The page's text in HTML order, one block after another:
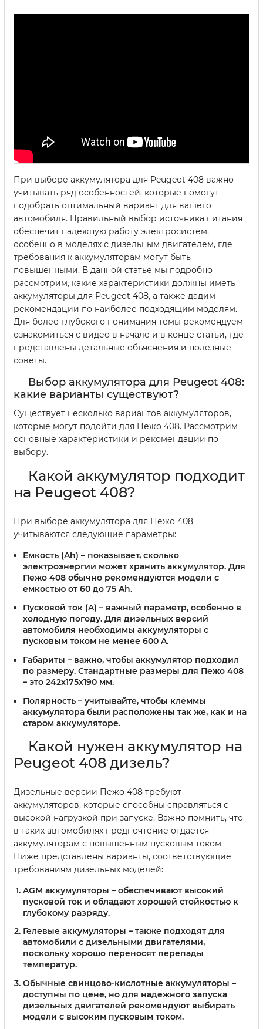
При выборе аккумулятора для Peugeot 408 важно
учитывать ряд особенностей, которые помогут
подобрать оптимальный вариант для вашего
автомобиля. Правильный выбор источника питания
обеспечит надежную работу электросистем,
особенно в моделях с дизельным двигателем, где
требования к аккумуляторам могут быть
повышенными. В данной статье мы подробно
рассмотрим, какие характеристики должны иметь
аккумуляторы для Peugeot 408, а также дадим
рекомендации по наиболее подходящим моделям.
Для более глубокого понимания темы рекомендуем
ознакомиться с видео в начале и в конце статьи, где
представлены детальные объяснения и полезные
советы.
Выбор аккумулятора для Peugeot 408:
какие варианты существуют?
Существует несколько вариантов аккумуляторов,
которые могут подойти для Пежо 408. Рассмотрим
основные характеристики и рекомендации по
выбору.
Какой аккумулятор подходит
на Peugeot 408?
При выборе аккумулятора для Пежо 408
учитываются следующие параметры:
Емкость (Ah) – показывает, сколько
электроэнергии может хранить аккумулятор. Для
Пежо 408 обычно рекомендуются модели с
емкостью от 60 до 75 Ah.
Пусковой ток (A) – важный параметр, особенно в
холодную погоду. Для дизельных версий
автомобиля необходимы аккумуляторы с
пусковым током не менее 600 A.
Габариты – важно, чтобы аккумулятор подходил
по размеру. Стандартные размеры для Пежо 408
– это 242x175x190 мм.
Полярность – учитывайте, чтобы клеммы
аккумулятора были расположены так же, как и на
старом аккумуляторе.
Какой нужен аккумулятор на
Peugeot 408 дизель?
Дизельные версии Пежо 408 требуют
аккумуляторов, которые способны справляться с
высокой нагрузкой при запуске. Важно помнить, что
в таких автомобилях предпочтение отдается
аккумуляторам с повышенным пусковым током.
Ниже представлены варианты, соответствующие
требованиям дизельных моделей:
AGM аккумуляторы – обеспечивают высокий
пусковой ток и обладают хорошей стойкостью к
глубокому разряду.
Гелевые аккумуляторы – также подходят для
автомобили с дизельными двигателями,
поскольку хорошо переносят перепады
температур.
Обычные свинцово-кислотные аккумуляторы –
доступны по цене, но для надежного запуска
дизельных двигателей рекомендуют выбирать
модели с высоким пусковым током.